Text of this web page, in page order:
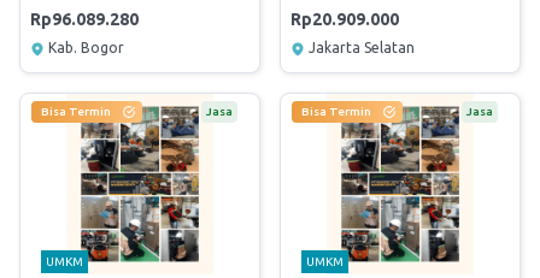
Rp96.089.280
Kab. Bogor
Rp20.909.000
Jakarta Selatan
Bisa Termin Jasa
UMKM
Bisa Termin Jasa
UMKM